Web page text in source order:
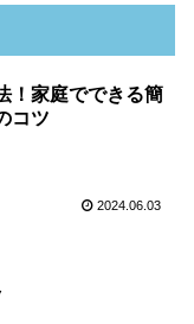
！家庭でできる簡
コツ
2024.06.03